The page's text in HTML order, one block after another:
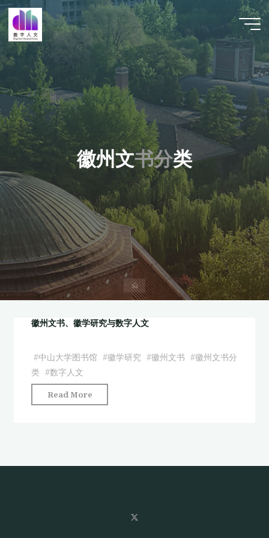
跳
至
内
数字人
文 |
徽州文书分类
首
页
徽州文书、徽学研究与数字人文
#中山大学图书馆 #徽学研究 #徽州文书 #徽州文书分
类 #数字人文
Read More
州
学